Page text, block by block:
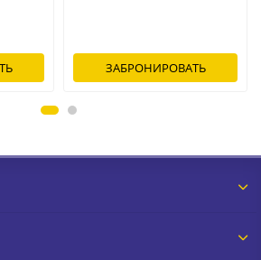
ЗАБРОНИРОВАТЬ